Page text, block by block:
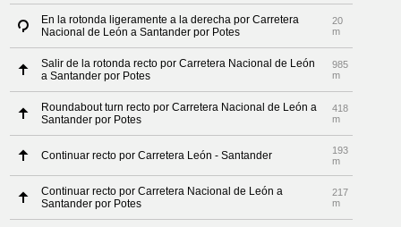
En la rotonda ligeramente a la derecha por Carretera
Nacional de León a Santander por Potes
20
m
Salir de la rotonda recto por Carretera Nacional de León
a Santander por Potes
985
m
Roundabout turn recto por Carretera Nacional de León a
Santander por Potes
418
m
Continuar recto por Carretera León - Santander
193
m
Continuar recto por Carretera Nacional de León a
Santander por Potes
217
m